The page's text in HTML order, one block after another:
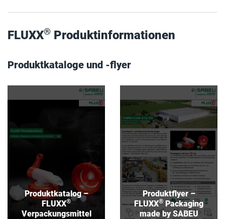
FLUXX® Produktinformationen
Produktkataloge und -flyer
Produktkatalog –
FLUXX®
Verpackungsmittel
Produktkatalog –
Download
Produktflyer –
FLUXX® Packaging
made by SABEU
Produktflyer –
FLUXX
®
Packaging
made by SABEU
Download